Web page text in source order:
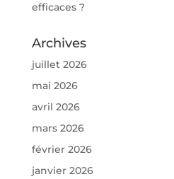
efficaces ?
Archives
juillet 2026
mai 2026
avril 2026
mars 2026
février 2026
janvier 2026